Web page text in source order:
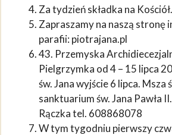
Za tydzień składka na Kościół.
Zapraszamy na naszą stronę
parafii: piotrajana.pl
43. Przemyska
Pielgrzymka od 4 – 15 lipca
św. Jana wyjście 6 lipca. Msza
sanktuarium św. Jana Pawła
Rączka tel. 608868078
W tym tygodniu pierwszy